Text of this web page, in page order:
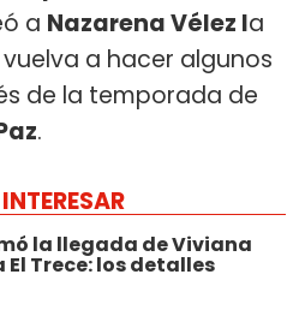
a Nazarena Vélez la
a hacer algunos
de la temporada de
.
la llegada de Viviana
El Trece: los detalles